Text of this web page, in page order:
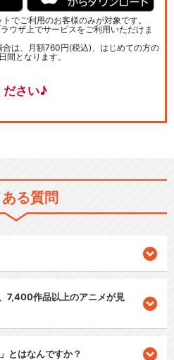
でご利用のお客様のみが対象です。
ウザ上でサービスをご利用いただけま
は、月額760円(税込)、はじめての方の
間となります。
ださい♪
る質問
7,400作品以上のアニメが見
とはなんですか？